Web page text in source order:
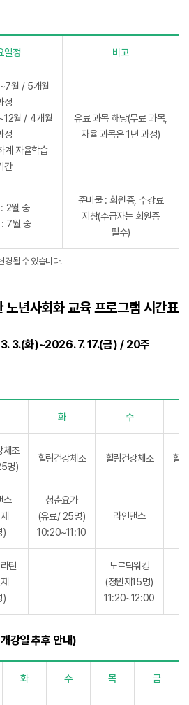
일정 비고
월 / 5개월
정
월 / 4개월
정
자율학습
간
유료 과목 해당(무료 과목,
자율 과목은 1년 과정)
2월 중
: 7월 중
준비물 : 회원증, 수강료
지참(수급자는 회원증
필수)
경될 수 있습니다.
노년사회화 교육 프로그램 시간표
3.(화)~2026. 7. 17.(금) / 20주
화 수
체조
명)
힐링건강체조 힐링건강체조 힐
스
)
청춘요가
(유료/ 25명)
10:20~11:10
라인댄스
틴
)
노르딕워킹
(정원제15명)
11:20~12:00
강일 추후 안내)
화 수 목 금